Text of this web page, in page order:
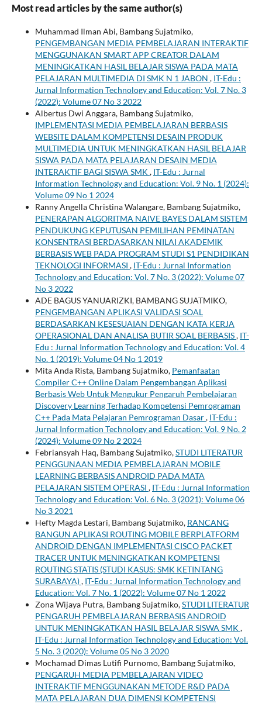
Most read articles by the same author(s)
Muhammad Ilman Abi, Bambang Sujatmiko,
PENGEMBANGAN MEDIA PEMBELAJARAN INTERAKTIF
MENGGUNAKAN SMART APP CREATOR DALAM
MENINGKATKAN HASIL BELAJAR SISWA PADA MATA
PELAJARAN MULTIMEDIA DI SMK N 1 JABON , IT-Edu :
Jurnal Information Technology and Education: Vol. 7 No. 3
(2022): Volume 07 No 3 2022
Albertus Dwi Anggara, Bambang Sujatmiko,
IMPLEMENTASI MEDIA PEMBELAJARAN BERBASIS
WEBSITE DALAM KOMPETENSI DESAIN PRODUK
MULTIMEDIA UNTUK MENINGKATKAN HASIL BELAJAR
SISWA PADA MATA PELAJARAN DESAIN MEDIA
INTERAKTIF BAGI SISWA SMK , IT-Edu : Jurnal
Information Technology and Education: Vol. 9 No. 1 (2024):
Volume 09 No 1 2024
Ranny Angella Christina Walangare, Bambang Sujatmiko,
PENERAPAN ALGORITMA NAIVE BAYES DALAM SISTEM
PENDUKUNG KEPUTUSAN PEMILIHAN PEMINATAN
KONSENTRASI BERDASARKAN NILAI AKADEMIK
BERBASIS WEB PADA PROGRAM STUDI S1 PENDIDIKAN
TEKNOLOGI INFORMASI , IT-Edu : Jurnal Information
Technology and Education: Vol. 7 No. 3 (2022): Volume 07
No 3 2022
ADE BAGUS YANUARIZKI, BAMBANG SUJATMIKO,
PENGEMBANGAN APLIKASI VALIDASI SOAL
BERDASARKAN KESESUAIAN DENGAN KATA KERJA
OPERASIONAL DAN ANALISA BUTIR SOAL BERBASIS, IT-
Edu : Jurnal Information Technology and Education: Vol. 4
No. 1 (2019): Volume 04 No 1 2019
Mita Anda Rista, Bambang Sujatmiko, Pemanfaatan
Compiler C++ Online Dalam Pengembangan Aplikasi
Berbasis Web Untuk Mengukur Pengaruh Pembelajaran
Discovery Learning Terhadap Kompetensi Pemrograman
C++ Pada Mata Pelajaran Pemrograman Dasar, IT-Edu :
Jurnal Information Technology and Education: Vol. 9 No. 2
(2024): Volume 09 No 2 2024
Febriansyah Haq, Bambang Sujatmiko,STUDI LITERATUR
PENGGUNAAN MEDIA PEMBELAJARAN MOBILE
LEARNING BERBASIS ANDROID PADA MATA
PELAJARAN SISTEM OPERASI , IT-Edu : Jurnal Information
Technology and Education: Vol. 6 No. 3 (2021): Volume 06
No 3 2021
Hefty Magda Lestari, Bambang Sujatmiko, RANCANG
BANGUN APLIKASI ROUTING MOBILE BERPLATFORM
ANDROID DENGAN IMPLEMENTASI CISCO PACKET
TRACER UNTUK MENINGKATKAN KOMPETENSI
ROUTING STATIS (STUDI KASUS: SMK KETINTANG
SURABAYA), IT-Edu : Jurnal Information Technology and
Education: Vol. 7 No. 1 (2022): Volume 07 No 1 2022
Zona Wijaya Putra, Bambang Sujatmiko,STUDI LITERATUR
PENGARUH PEMBELAJARAN BERBASIS ANDROID
UNTUK MENINGKATKAN HASIL BELAJAR SISWA SMK ,
IT-Edu : Jurnal Information Technology and Education: Vol.
5 No. 3 (2020): Volume 05 No 3 2020
Mochamad Dimas Lutifi Purnomo, Bambang Sujatmiko,
PENGARUH MEDIA PEMBELAJARAN VIDEO
INTERAKTIF MENGGUNAKAN METODE R&D PADA
MATA PELAJARAN DUA DIMENSI KOMPETENSI